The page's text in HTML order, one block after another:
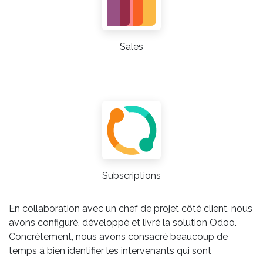
Sales
Subscriptions
En collaboration avec un chef de projet côté client, nous
avons configuré, développé et livré la solution Odoo.
Concrètement, nous avons consacré beaucoup de
temps à bien identifier les intervenants qui sont